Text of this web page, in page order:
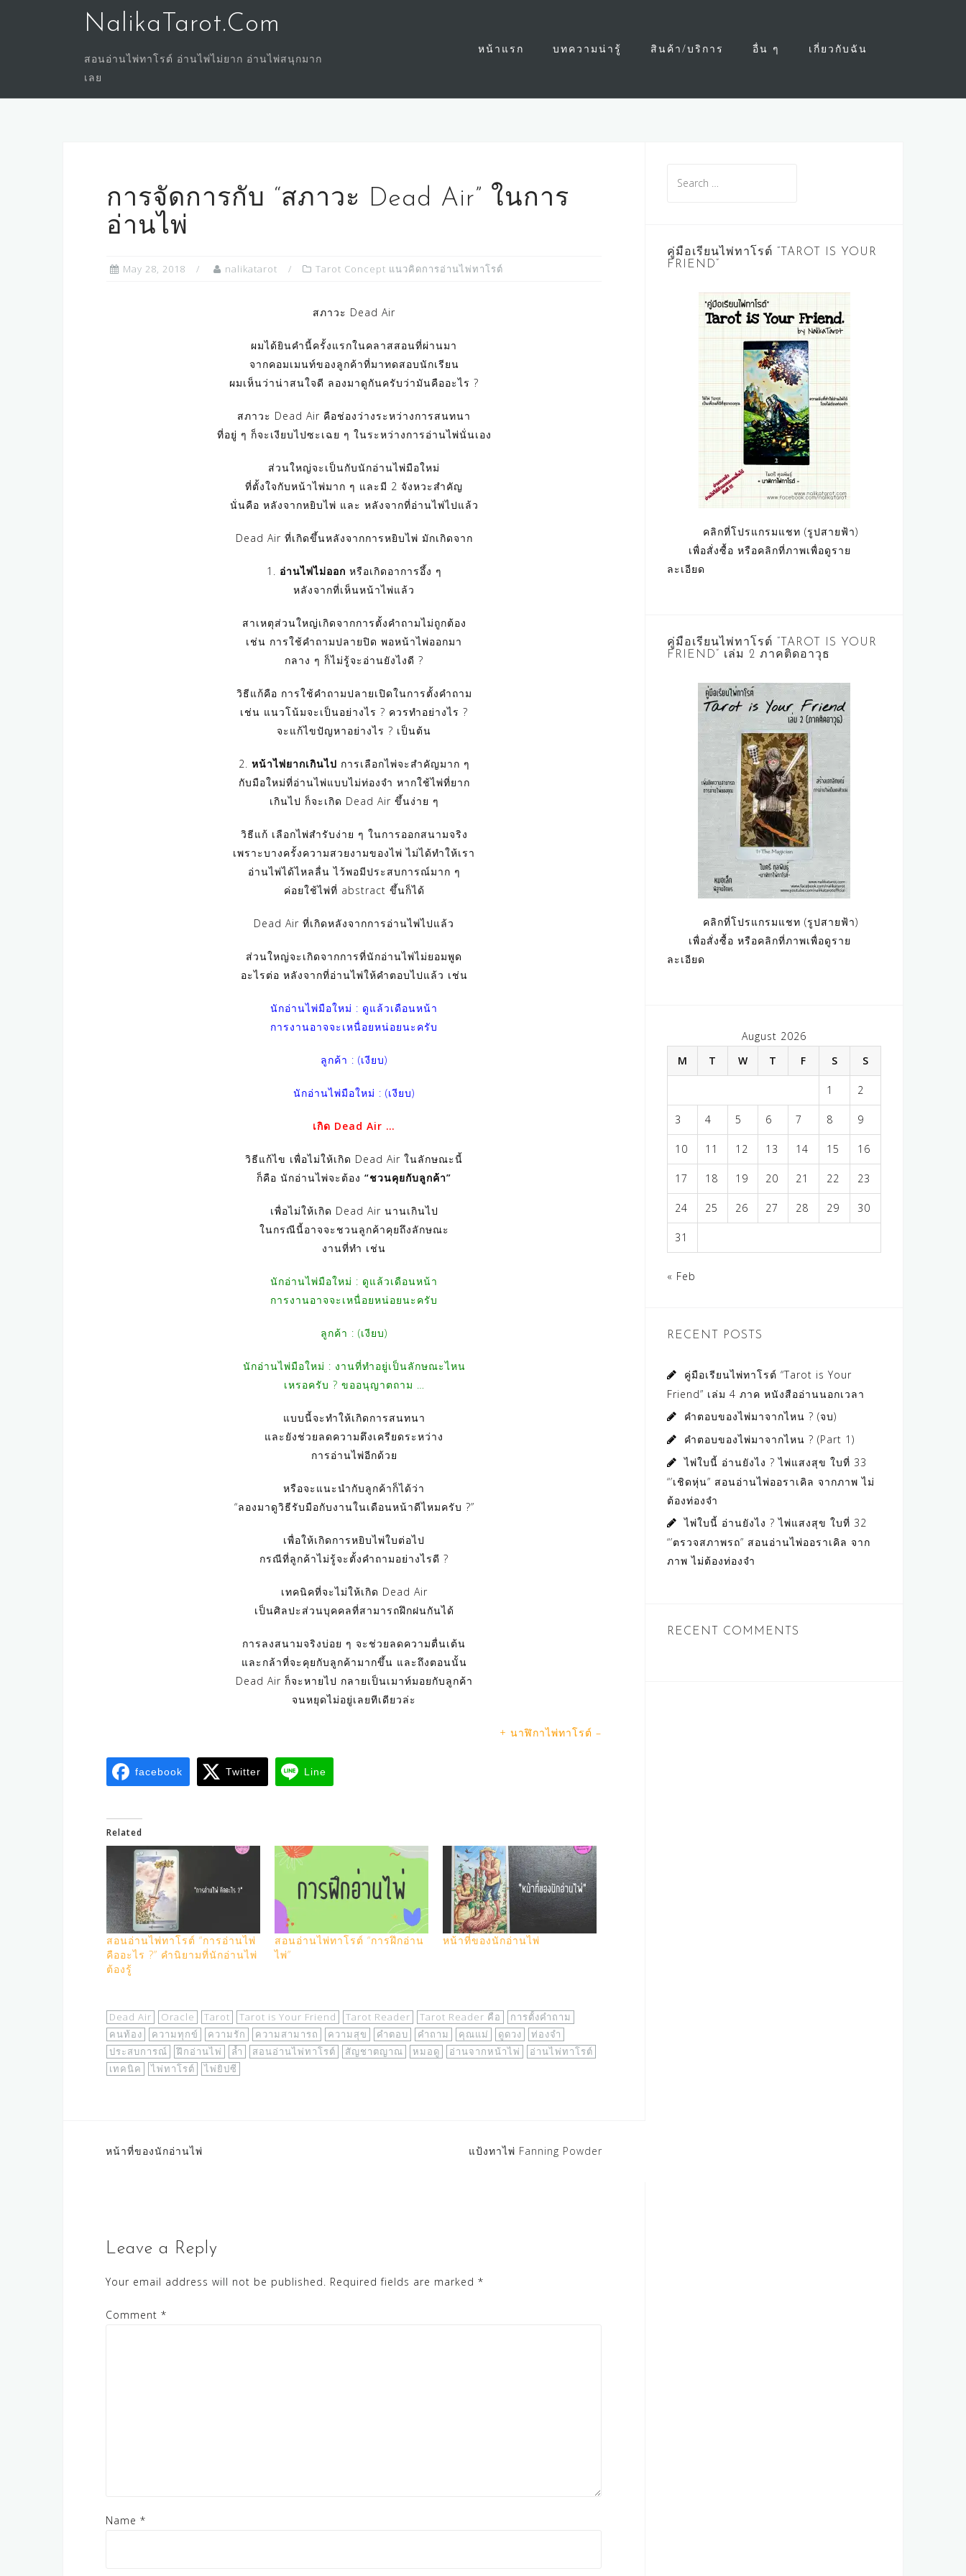
NalikaTarot.Com
สอนอ่านไพ่ทาโรต์ อ่านไพ่ไม่ยาก อ่านไพ่สนุกมาก
เลย
หน้าแรก บทความน่ารู้ สินค้า/บริการ อื่น ๆ เกี่ยวกับฉัน
การจัดการกับ “สภาวะ Dead Air” ในการ
อ่านไพ่
May 28, 2018 nalikatarot Tarot Concept แนวคิดการอ่านไพ่ทาโรต์
สภาวะ Dead Air
ผมได้ยินคำนี้ครั้งแรกในคลาสสอนที่ผ่านมา
จากคอมเมนท์ของลูกค้าที่มาทดสอบนักเรียน
ผมเห็นว่าน่าสนใจดี ลองมาดูกันครับว่ามันคืออะไร ?
สภาวะ Dead Air คือช่องว่างระหว่างการสนทนา
ที่อยู่ ๆ ก็จะเงียบไปซะเฉย ๆ ในระหว่างการอ่านไพ่นั่นเอง
ส่วนใหญ่จะเป็นกับนักอ่านไพ่มือใหม่
ที่ตั้งใจกับหน้าไพ่มาก ๆ และมี 2 จังหวะสำคัญ
นั่นคือ หลังจากหยิบไพ่ และ หลังจากที่อ่านไพ่ไปแล้ว
Dead Air ที่เกิดขึ้นหลังจากการหยิบไพ่ มักเกิดจาก
1. อ่านไพ่ไม่ออก หรือเกิดอาการอึ้ง ๆ
หลังจากที่เห็นหน้าไพ่แล้ว
สาเหตุส่วนใหญ่เกิดจากการตั้งคำถามไม่ถูกต้อง
เช่น การใช้คำถามปลายปิด พอหน้าไพ่ออกมา
กลาง ๆ ก็ไม่รู้จะอ่านยังไงดี ?
วิธีแก้คือ การใช้คำถามปลายเปิดในการตั้งคำถาม
เช่น แนวโน้มจะเป็นอย่างไร ? ควรทำอย่างไร ?
จะแก้ไขปัญหาอย่างไร ? เป็นต้น
2. หน้าไพ่ยากเกินไป การเลือกไพ่จะสำคัญมาก ๆ
กับมือใหม่ที่อ่านไพ่แบบไม่ท่องจำ หากใช้ไพ่ที่ยาก
เกินไป ก็จะเกิด Dead Air ขึ้นง่าย ๆ
วิธีแก้ เลือกไพ่สำรับง่าย ๆ ในการออกสนามจริง
เพราะบางครั้งความสวยงามของไพ่ ไม่ได้ทำให้เรา
อ่านไพ่ได้ไหลลื่น ไว้พอมีประสบการณ์มาก ๆ
ค่อยใช้ไพ่ที่ abstract ขึ้นก็ได้
Dead Air ที่เกิดหลังจากการอ่านไพ่ไปแล้ว
ส่วนใหญ่จะเกิดจากการที่นักอ่านไพ่ไม่ยอมพูด
อะไรต่อ หลังจากที่อ่านไพ่ให้คำตอบไปแล้ว เช่น
นักอ่านไพ่มือใหม่ : ดูแล้วเดือนหน้า
การงานอาจจะเหนื่อยหน่อยนะครับ
ลูกค้า : (เงียบ)
นักอ่านไพ่มือใหม่ : (เงียบ)
เกิด Dead Air …
วิธีแก้ไข เพื่อไม่ให้เกิด Dead Air ในลักษณะนี้
ก็คือ นักอ่านไพ่จะต้อง “ชวนคุยกับลูกค้า”
เพื่อไม่ให้เกิด Dead Air นานเกินไป
ในกรณีนี้อาจจะชวนลูกค้าคุยถึงลักษณะ
งานที่ทำ เช่น
นักอ่านไพ่มือใหม่ : ดูแล้วเดือนหน้า
การงานอาจจะเหนื่อยหน่อยนะครับ
ลูกค้า : (เงียบ)
นักอ่านไพ่มือใหม่ : งานที่ทำอยู่เป็นลักษณะไหน
เหรอครับ ? ขออนุญาตถาม …
แบบนี้จะทำให้เกิดการสนทนา
และยังช่วยลดความตึงเครียดระหว่าง
การอ่านไพ่อีกด้วย
หรือจะแนะนำกับลูกค้าก็ได้ว่า
“ลองมาดูวิธีรับมือกับงานในเดือนหน้าดีไหมครับ ?”
เพื่อให้เกิดการหยิบไพ่ใบต่อไป
กรณีที่ลูกค้าไม่รู้จะตั้งคำถามอย่างไรดี ?
เทคนิคที่จะไม่ให้เกิด Dead Air
เป็นศิลปะส่วนบุคคลที่สามารถฝึกฝนกันได้
การลงสนามจริงบ่อย ๆ จะช่วยลดความตื่นเต้น
และกล้าที่จะคุยกับลูกค้ามากขึ้น และถึงตอนนั้น
Dead Air ก็จะหายไป กลายเป็นเมาท์มอยกับลูกค้า
จนหยุดไม่อยู่เลยทีเดียวล่ะ
+ นาฬิกาไพ่ทาโรต์ –
facebook Twitter Line
Related
สอนอ่านไพ่ทาโรต์ “การอ่านไพ่
คืออะไร ?” คำนิยามที่นักอ่านไพ่
ต้องรู้
สอนอ่านไพ่ทาโรต์ “การฝึกอ่าน
ไพ่”
หน้าที่ของนักอ่านไพ่
Dead Air Oracle Tarot Tarot is Your Friend Tarot Reader Tarot Reader คือ
การตั้งคำถาม
คนท้อง
ความทุกข์ ความรัก ความสามารถ ความสุข คำตอบ คำถาม คุณแม่ ดูดวง
ท่องจำ
ประสบการณ์
ฝึกอ่านไพ่ ล้ำ สอนอ่านไพ่ทาโรต์ สัญชาตญาณ หมอดู อ่านจากหน้าไพ่
อ่านไพ่ทาโรต์
เทคนิค
ไพ่ทาโรต์ ไพ่ยิปซี
Post
หน้าที่ของนักอ่านไพ่ แป้งทาไพ่ Fanning Powder
Leave a Reply
Your email address will not be published. Required fields are marked *
Comment *
Name *
for:
คู่มือเรียนไพ่ทาโรต์ “TAROT IS YOUR
FRIEND”
คลิกที่โปรแกรมแชท (รูปสายฟ้า)
เพื่อสั่งซื้อ หรือคลิกที่ภาพเพื่อดูราย
ละเอียด
คู่มือเรียนไพ่ทาโรต์ “TAROT IS YOUR
FRIEND” เล่ม 2 ภาคติดอาวุธ
คลิกที่โปรแกรมแชท (รูปสายฟ้า)
เพื่อสั่งซื้อ หรือคลิกที่ภาพเพื่อดูราย
ละเอียด
August 2026
M
T W T F S S
1 2
3 4 5 6 7 8 9
10 11 12 13 14 15 16
17 18 19 20 21 22 23
24 25 26 27 28 29 30
31
« Feb
RECENT POSTS
คู่มือเรียนไพ่ทาโรต์ “Tarot is Your
Friend” เล่ม 4 ภาค หนังสืออ่านนอกเวลา
คำตอบของไพ่มาจากไหน ? (จบ)
คำตอบของไพ่มาจากไหน ? (Part 1)
ไพ่ใบนี้ อ่านยังไง ? ไพ่แสงสุข ใบที่ 33
“’เชิดหุ่น” สอนอ่านไพ่ออราเคิล จากภาพ ไม่
ต้องท่องจำ
ไพ่ใบนี้ อ่านยังไง ? ไพ่แสงสุข ใบที่ 32
“’ตรวจสภาพรถ” สอนอ่านไพ่ออราเคิล จาก
ภาพ ไม่ต้องท่องจำ
RECENT COMMENTS